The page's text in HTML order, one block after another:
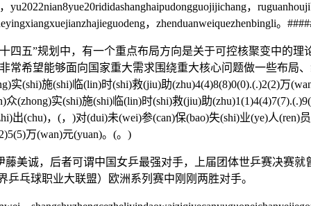
yu2022nian8yue20rididashanghaipudongguojijichang，
，zhenduanweiquezhenbingli。
规划中，有一个重点布局方向是关于可控核聚变中的理论
常希望能够面向国家重大需求围绕重大核心问题做一些
(shi)施(shi)临(lin)时(shi)救(jiu)助(zhu)4(4)8(8)0(0).(.)2(2)万
(zhong)实(shi)施(shi)临(lin)时(shi)救(jiu)助
出(chu)，(，)对(dui)未(wei)参(can)保(bao)失(shi)业(ye)人(ren)
万(wan)元(yuan)。(。)
，后者可谓中国女乒最强对手，上届团体世乒赛决赛就曾
乓球职业大联盟）欧洲系列赛中刚刚两胜对手。